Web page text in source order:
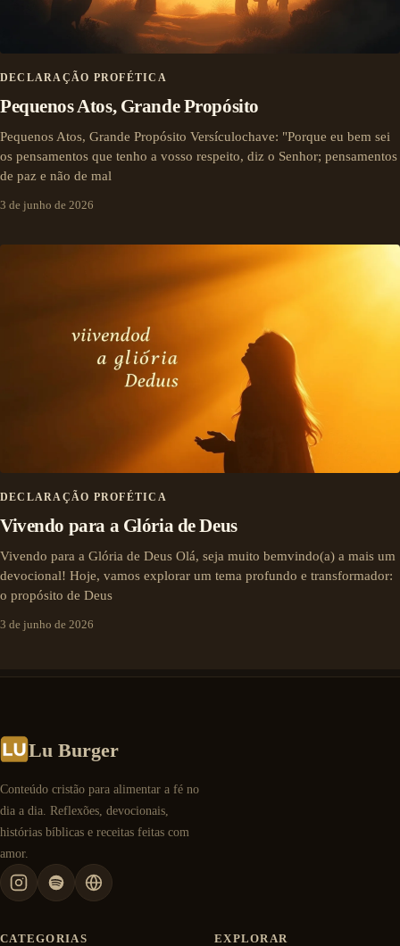
DECLARAÇÃO PROFÉTICA
Pequenos Atos, Grande Propósito
Pequenos Atos, Grande Propósito Versículochave: "Porque eu bem sei
os pensamentos que tenho a vosso respeito, diz o Senhor; pensamentos
de paz e não de mal
3 de junho de 2026
DECLARAÇÃO PROFÉTICA
Vivendo para a Glória de Deus
Vivendo para a Glória de Deus Olá, seja muito bemvindo(a) a mais um
devocional! Hoje, vamos explorar um tema profundo e transformador:
o propósito de Deus
3 de junho de 2026
Lu Burger
Conteúdo cristão para alimentar a fé no
dia a dia. Reflexões, devocionais,
histórias bíblicas e receitas feitas com
amor.
CATEGORIAS EXPLORAR